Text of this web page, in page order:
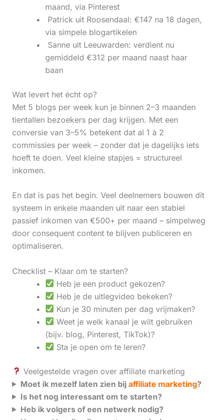
maand, via Pinterest
‍ Patrick uit Roosendaal: €147 na 18 dagen,
via simpele blogartikelen
‍ Sanne uit Leeuwarden: verdient nu
gemiddeld €312 per maand naast haar
baan
Wat levert het écht op?
Met 5 blogs per week kun je binnen 2–3 maanden
tientallen bezoekers per dag krijgen. Met een
conversie van 3–5% betekent dat al 1 à 2
commissies per week – zonder dat je dagelijks iets
hoeft te doen. Veel kleine stapjes = structureel
inkomen.
En dat is pas het begin. Veel deelnemers bouwen dit
systeem in enkele maanden uit naar een stabiel
passief inkomen van €500+ per maand – simpelweg
door consequent content te blijven publiceren en
optimaliseren.
Checklist – Klaar om te starten?
Heb je een product gekozen?
Heb je de uitlegvideo bekeken?
Kun je 30 minuten per dag vrijmaken?
Weet je welk kanaal je wilt gebruiken
(bijv. blog, Pinterest, TikTok)?
Sta je open om te leren?
Veelgestelde vragen over affiliate marketing
Moet ik mezelf laten zien bij affiliate marketing?
Is het nog interessant om te starten?
Heb ik volgers of een netwerk nodig?